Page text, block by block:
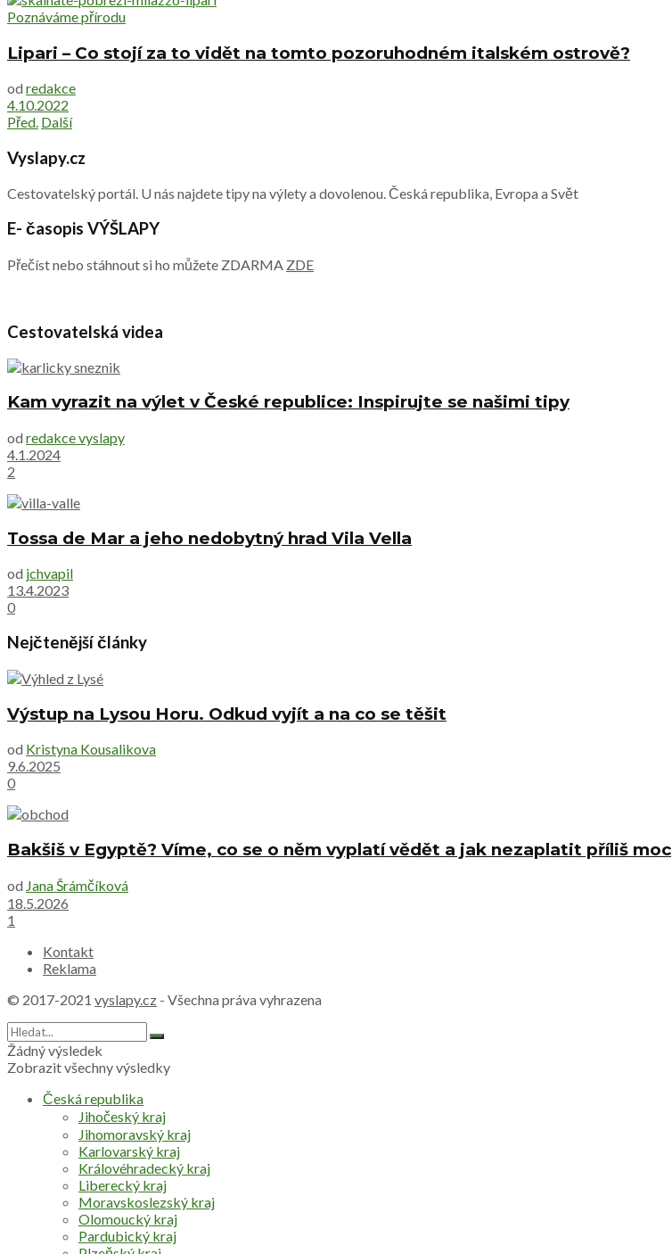
Poznáváme přírodu
Lipari – Co stojí za to vidět na tomto pozoruhodném italském ostrově?
od redakce
4.10.2022
Před. Další
Vyslapy.cz
Cestovatelský portál. U nás najdete tipy na výlety a dovolenou. Česká republika, Evropa a Svět
E- časopis VÝŠLAPY
Přečíst nebo stáhnout si ho můžete ZDARMA ZDE
Cestovatelská videa
Kam vyrazit na výlet v České republice: Inspirujte se našimi tipy
od redakce vyslapy
4.1.2024
2
Tossa de Mar a jeho nedobytný hrad Vila Vella
od jchvapil
13.4.2023
0
Nejčtenější články
Výstup na Lysou Horu. Odkud vyjít a na co se těšit
od Kristyna Kousalikova
9.6.2025
0
Bakšiš v Egyptě? Víme, co se o něm vyplatí vědět a jak nezaplatit příliš moc
od Jana Šrámčíková
18.5.2026
1
Kontakt
Reklama
© 2017-2021 vyslapy.cz - Všechna práva vyhrazena
Žádný výsledek
Zobrazit všechny výsledky
Česká republika
Jihočeský kraj
Jihomoravský kraj
Karlovarský kraj
Královéhradecký kraj
Liberecký kraj
Moravskoslezský kraj
Olomoucký kraj
Pardubický kraj